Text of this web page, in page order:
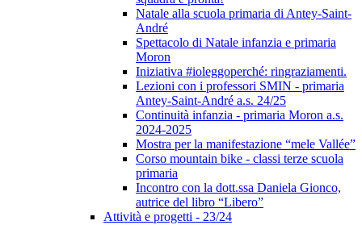
Natale alla scuola primaria di Antey-Saint-
André
Spettacolo di Natale infanzia e primaria
Moron
Iniziativa #ioleggoperché: ringraziamenti.
Lezioni con i professori SMIN - primaria
Antey-Saint-André a.s. 24/25
Continuità infanzia - primaria Moron a.s.
2024-2025
Mostra per la manifestazione “mele Vallée”
Corso mountain bike - classi terze scuola
primaria
Incontro con la dott.ssa Daniela Gionco,
autrice del libro “Libero”
Attività e progetti - 23/24